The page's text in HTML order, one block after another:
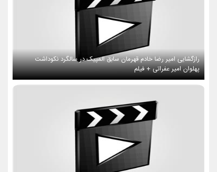
رازگشایی امیر رضا خادم قهرمان سابق المپیک در سالگرد نکوداشت
پهلوان امیر عفراتی + فیلم